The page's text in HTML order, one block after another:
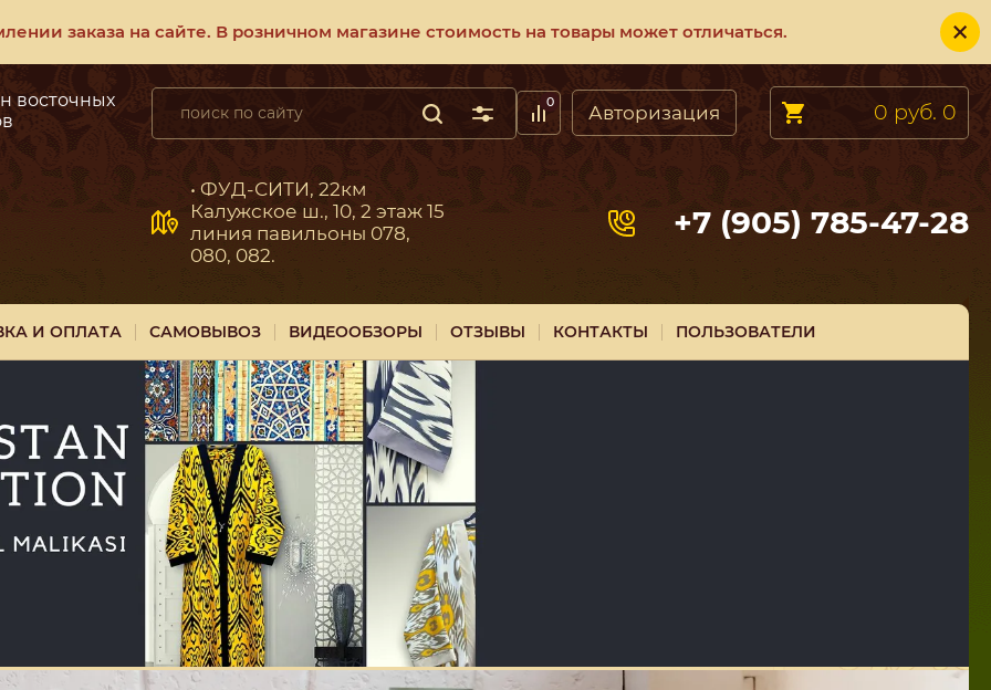
заказа на сайте. В розничном магазине стоимость на товары может отличаться.
восточных
0
Авторизация 0 руб. 0
• ФУД-СИТИ, 22км
Калужское ш., 10, 2 этаж 15
линия павильоны 078,
080, 082.
+7 (905) 785-47-28
И ОПЛАТА САМОВЫВОЗ ВИДЕООБЗОРЫ ОТЗЫВЫ КОНТАКТЫ ПОЛЬЗОВАТЕЛИ